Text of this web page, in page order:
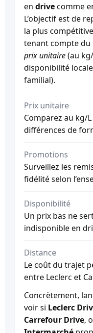
en drivecomme
L’objectif est de
la plus
tenant compte du
prix unitaire(au
disponibilité
familial).
Prix unitaire
Comparez au kg/
différences de
Promotions
Surveillez les
fidélité selon
Disponibilité
Un prix bas ne
indisponible en
Distance
Le coût du trajet
entre Leclerc et
Concrètement,
voir si Leclerc
Carrefour Drive,